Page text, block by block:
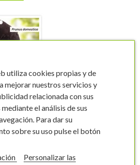
utiliza cookies propias y de
mejorar nuestros servicios y
relacionada con sus
el análisis de sus
Para dar su
sobre su uso pulse el botón
Personalizar las